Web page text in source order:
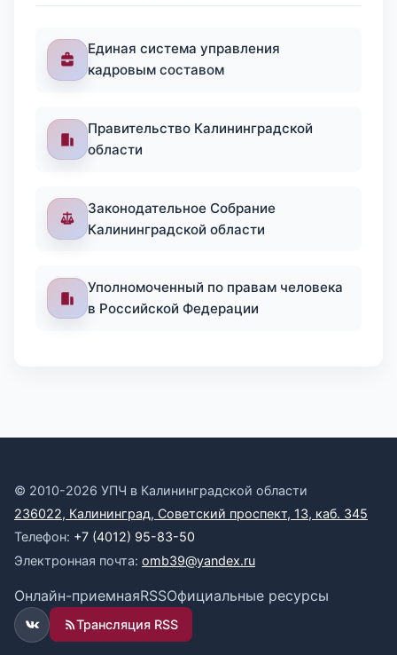
Единая система управления
кадровым составом
Правительство Калининградской
области
Законодательное Собрание
Калининградской области
Уполномоченный по правам человека
в Российской Федерации
© 2010-2026 УПЧ в Калининградской области
236022, Калининград, Советский проспект, 13, каб. 345
Телефон: +7 (4012) 95-83-50
Электронная почта: omb39@yandex.ru
Онлайн-приемнаяRSSОфициальные ресурсы
ВКонтакте
Трансляция RSS